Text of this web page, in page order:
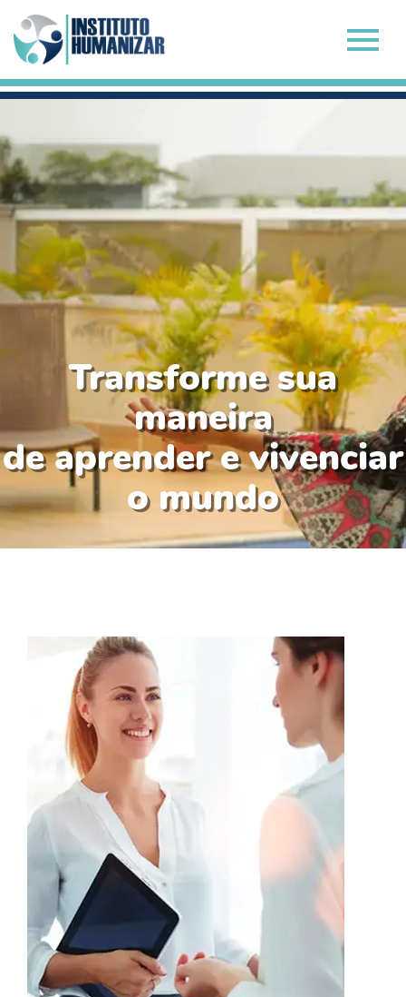
Transforme sua
maneira
de aprender e vivenciar
o mundo